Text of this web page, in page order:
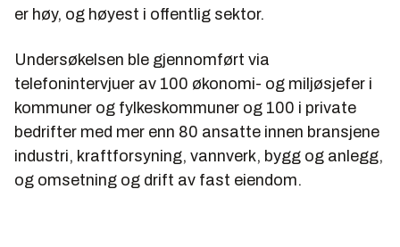
er høy, og høyest i offentlig sektor.
Undersøkelsen ble gjennomført via
telefonintervjuer av 100 økonomi- og miljøsjefer i
kommuner og fylkeskommuner og 100 i private
bedrifter med mer enn 80 ansatte innen bransjene
industri, kraftforsyning, vannverk, bygg og anlegg,
og omsetning og drift av fast eiendom.